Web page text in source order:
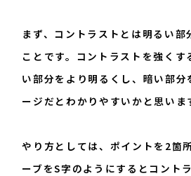
まず、コントラストとは明るい部
ことです。コントラストを強くす
い部分をより明るくし、暗い部分
ージだとわかりやすいかと思いま
やり方としては、ポイントを2箇
ーブをS字のようにするとコント